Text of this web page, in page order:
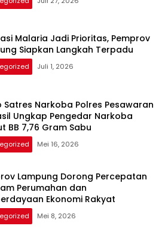
Malaria Jadi Prioritas, Pemprov
Siapkan Langkah Terpadu
Juli 1, 2026
Satres Narkoba Polres Pesawaran
Ungkap Pengedar Narkoba
BB 7,76 Gram Sabu
Mei 16, 2026
Lampung Dorong Percepatan
Perumahan dan
Ekonomi Rakyat
Mei 8, 2026